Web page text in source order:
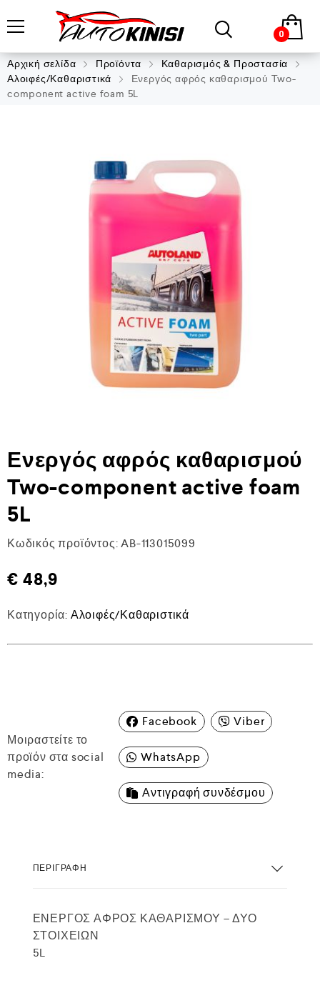
0
Αρχική σελίδα Προϊόντα
Καθαρισμός & Προστασία
Αλοιφές/Καθαριστικά
Ενεργός αφρός καθαρισμού Two-
component active foam 5L
Ενεργός αφρός καθαρισμού
Two-component active foam
5L
Κωδικός προϊόντος: AB-113015099
€ 48,9
Κατηγορία: Αλοιφές/Καθαριστικά
Μοιραστείτε το
προϊόν στα social
media:
Facebook Viber
WhatsApp
Αντιγραφή συνδέσμου
ΠΕΡΙΓΡΑΦΉ
ΕΝΕΡΓΟΣ ΑΦΡΟΣ ΚΑΘΑΡΙΣΜΟΥ – ΔΥΟ
ΣΤΟΙΧΕΙΩΝ
5L